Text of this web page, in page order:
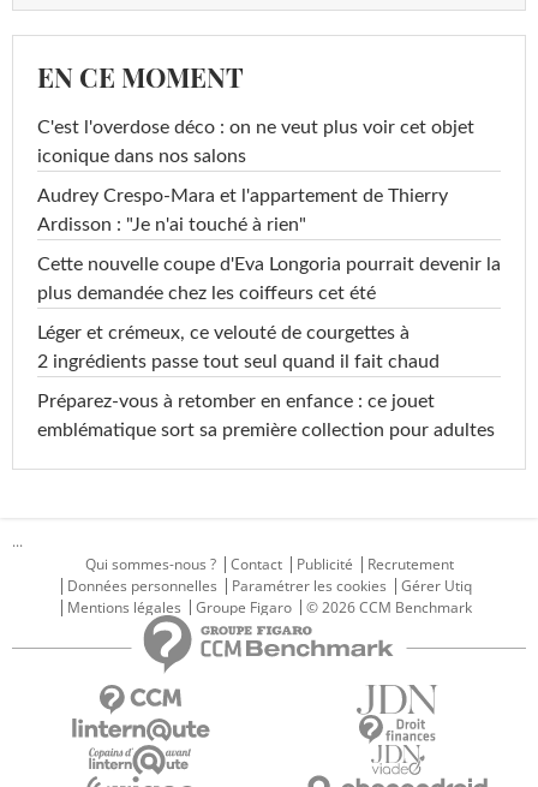
EN CE MOMENT
C'est l'overdose déco : on ne veut plus voir cet objet
iconique dans nos salons
Audrey Crespo-Mara et l'appartement de Thierry
Ardisson : "Je n'ai touché à rien"
Cette nouvelle coupe d'Eva Longoria pourrait devenir la
plus demandée chez les coiffeurs cet été
Léger et crémeux, ce velouté de courgettes à
2 ingrédients passe tout seul quand il fait chaud
Préparez-vous à retomber en enfance : ce jouet
emblématique sort sa première collection pour adultes
...
Qui sommes-nous ?
Contact Publicité
Recrutement
Données personnelles
Paramétrer les cookies
Gérer Utiq
Mentions légales
Groupe Figaro © 2026 CCM Benchmark